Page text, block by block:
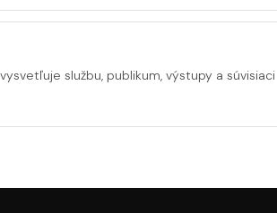
službu, publikum, výstupy a súvisiaci